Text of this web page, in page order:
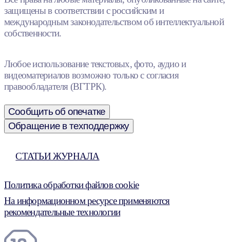
защищены в соответствии с российским и
международным законодательством об интеллектуальной
собственности.
Любое использование текстовых, фото, аудио и
видеоматериалов возможно только с согласия
правообладателя (ВГТРК).
Сообщить об опечатке
Обращение в техподдержку
СТАТЬИ ЖУРНАЛА
Политика обработки файлов cookie
На информационном ресурсе применяются
рекомендательные технологии